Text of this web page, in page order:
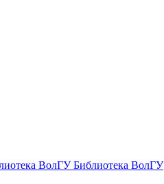
Библиотека ВолГУ